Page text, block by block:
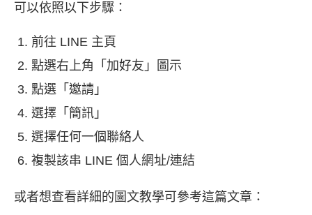
可以依照以下步驟：
前往 LINE 主頁
點選右上角「加好友」圖示
點選「邀請」
選擇「簡訊」
選擇任何一個聯絡人
複製該串 LINE 個人網址/連結
或者想查看詳細的圖文教學可參考這篇文章：